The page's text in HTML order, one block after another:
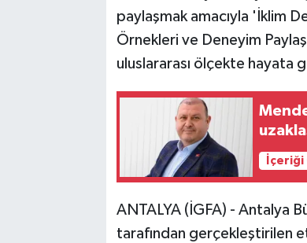
paylaşmak amacıyla 'İklim
Örnekleri ve Deneyim
uluslararası ölçekte hayata
ANTALYA (İGFA) - Antalya
tarafından gerçekleştirilen